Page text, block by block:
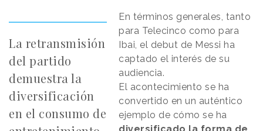
La retransmisión
del partido
demuestra la
diversificación
en el consumo de
En términos generales, tanto
para Telecinco como para
Ibai, el debut de Messi ha
captado el interés de su
audiencia.
El acontecimiento se ha
convertido en un auténtico
ejemplo de cómo se ha